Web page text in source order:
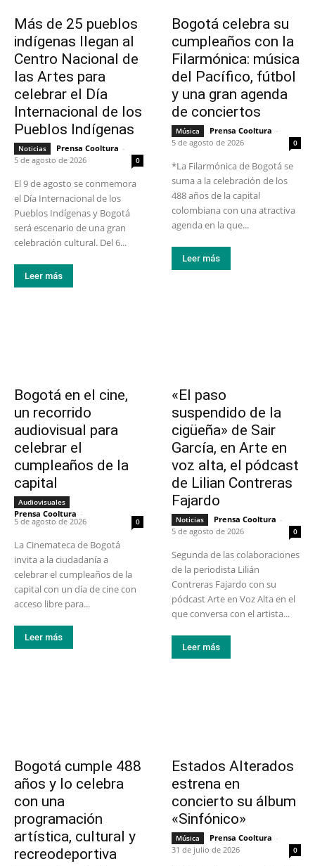
Más de 25 pueblos
indígenas llegan al
Centro Nacional de
las Artes para
celebrar el Día
Internacional de los
Pueblos Indígenas
Noticias Prensa Cooltura -
5 de agosto de 2026
0
El 9 de agosto se conmemora
el Día Internacional de los
Pueblos Indígenas y Bogotá
será escenario de una gran
celebración cultural. Del 6...
Leer más
Bogotá celebra su
cumpleaños con la
Filarmónica: música
del Pacífico, fútbol
y una gran agenda
de conciertos
Música Prensa Cooltura -
5 de agosto de 2026
0
*La Filarmónica de Bogotá se
suma a la celebración de los
488 años de la capital
colombiana con una atractiva
agenda en la que...
Leer más
Bogotá en el cine,
un recorrido
audiovisual para
celebrar el
cumpleaños de la
capital
Audiovisuales
Prensa Cooltura -
5 de agosto de 2026 0
La Cinemateca de Bogotá
invita a la ciudadanía a
celebrar el cumpleaños de la
capital con un día de cine con
acceso libre para...
Leer más
«El paso
suspendido de la
cigüeña» de Sair
García, en Arte en
voz alta, el pódcast
de Lilian Contreras
Fajardo
Noticias Prensa Cooltura -
5 de agosto de 2026
0
Segunda de las colaboraciones
de la periodista Lilián
Contreras Fajardo con su
pódcast Arte en Voz Alta en el
que conversa con el artista...
Leer más
Bogotá cumple 488
años y lo celebra
con una
programación
artística, cultural y
recreodeportiva
Estados Alterados
estrena en
concierto su álbum
«Sinfónico»
Música Prensa Cooltura -
31 de julio de 2026
0